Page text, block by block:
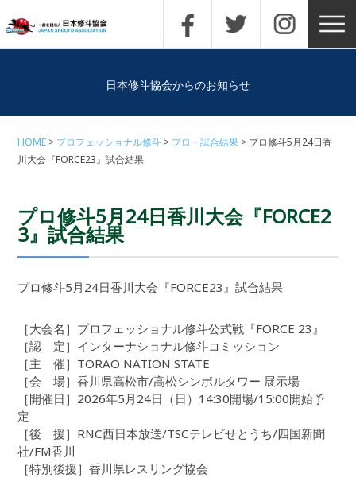
日本修斗協会からのお知らせ
HOME プロフェッショナル修斗 プロ・試合結果
プロ修斗5月24日香
川大会『FORCE23』試合結果
プロ修斗5月24日香川大会『FORCE2
3』試合結果
プロ修斗5月24日香川大会『FORCE23』試合結果
［大会名］プロフェッショナル修斗公式戦『FORCE 23』
［認 定］インターナショナル修斗コミッション
［主 催］TORAO NATION STATE
［会 場］香川県高松市/高松シンボルタワー 展示場
［開催日］2026年5月24日（日）14:30開場/15:00開始予
定
［後 援］RNC西日本放送/TSCテレビせとうち/四国新聞
社/FM香川
［特別後援］香川県レスリング協会